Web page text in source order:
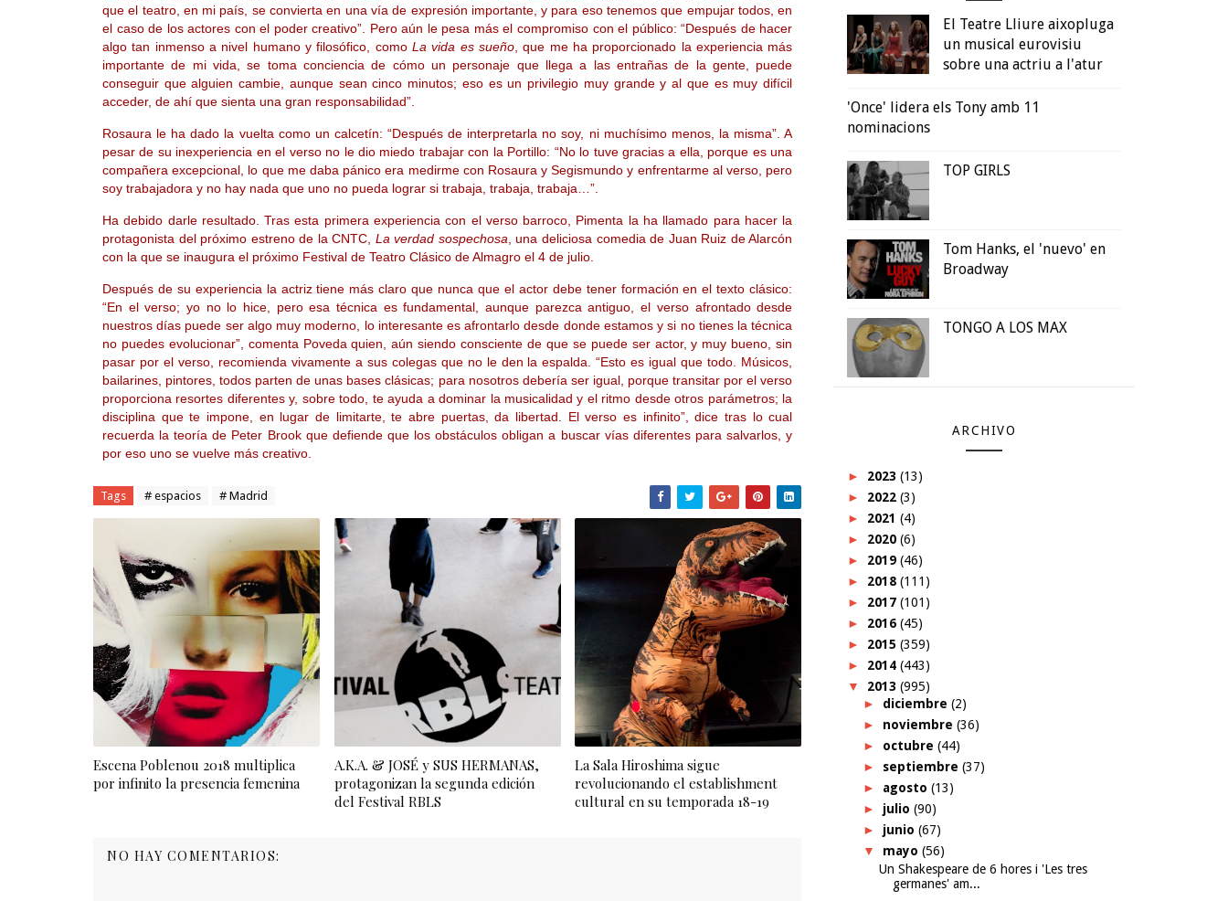
que el teatro, en mi país, se convierta en una vía de expresión importante, y para eso tenemos que empujar todos, en
el caso de los actores con el poder creativo”. Pero aún le pesa más el compromiso con el público: “Después de hacer
algo tan inmenso a nivel humano y filosófico, como La vida es sueño, que me ha proporcionado la experiencia más
importante de mi vida, se toma conciencia de cómo un personaje que llega a las entrañas de la gente, puede
conseguir que alguien cambie, aunque sean cinco minutos; eso es un privilegio muy grande y al que es muy difícil
acceder, de ahí que sienta una gran responsabilidad”.
Rosaura le ha dado la vuelta como un calcetín: “Después de interpretarla no soy, ni muchísimo menos, la misma”. A
pesar de su inexperiencia en el verso no le dio miedo trabajar con la Portillo: “No lo tuve gracias a ella, porque es una
compañera excepcional, lo que me daba pánico era medirme con Rosaura y Segismundo y enfrentarme al verso, pero
soy trabajadora y no hay nada que uno no pueda lograr si trabaja, trabaja, trabaja…”.
Ha debido darle resultado. Tras esta primera experiencia con el verso barroco, Pimenta la ha llamado para hacer la
protagonista del próximo estreno de la CNTC, La verdad sospechosa , una deliciosa comedia de Juan Ruiz de Alarcón
con la que se inaugura el próximo Festival de Teatro Clásico de Almagro el 4 de julio.
Después de su experiencia la actriz tiene más claro que nunca que el actor debe tener formación en el texto clásico:
“En el verso; yo no lo hice, pero esa técnica es fundamental, aunque parezca antiguo, el verso afrontado desde
nuestros días puede ser algo muy moderno, lo interesante es afrontarlo desde donde estamos y si no tienes la técnica
no puedes evolucionar”, comenta Poveda quien, aún siendo consciente de que se puede ser actor, y muy bueno, sin
pasar por el verso, recomienda vivamente a sus colegas que no le den la espalda. “Esto es igual que todo. Músicos,
bailarines, pintores, todos parten de unas bases clásicas; para nosotros debería ser igual, porque transitar por el verso
proporciona resortes diferentes y, sobre todo, te ayuda a dominar la musicalidad y el ritmo desde otros parámetros; la
disciplina que te impone, en lugar de limitarte, te abre puertas, da libertad. El verso es infinito”, dice tras lo cual
recuerda la teoría de Peter Brook que defiende que los obstáculos obligan a buscar vías diferentes para salvarlos, y
por eso uno se vuelve más creativo.
Tags # espacios # Madrid
Escena Poblenou 2018 multiplica
por infinito la presencia femenina
A.K.A. & JOSÉ y SUS HERMANAS,
protagonizan la segunda edición
del Festival RBLS
La Sala Hiroshima sigue
revolucionando el establishment
cultural en su temporada 18-19
NO HAY COMENTARIOS:
El Teatre Lliure aixopluga
un musical eurovisiu
sobre una actriu a l'atur
'Once' lidera els Tony amb 11
nominacions
TOP GIRLS
Tom Hanks, el 'nuevo' en
Broadway
TONGO A LOS MAX
ARCHIVO
► 2023 (13)
► 2022 (3)
► 2021 (4)
► 2020 (6)
► 2019 (46)
► 2018 (111)
► 2017 (101)
► 2016 (45)
► 2015 (359)
► 2014 (443)
▼ 2013 (995)
► diciembre (2)
► noviembre (36)
► octubre (44)
► septiembre (37)
► agosto (13)
► julio (90)
► junio (67)
▼ mayo (56)
Un Shakespeare de 6 hores i 'Les tres
germanes' am...